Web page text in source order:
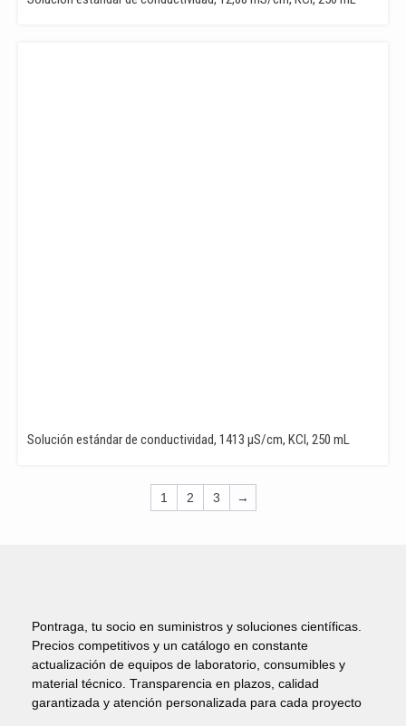
Solución estándar de conductividad, 1413 µS/cm, KCl, 250 mL
1 2 3 →
Pontraga, tu socio en suministros y soluciones científicas.
Precios competitivos y un catálogo en constante
actualización de equipos de laboratorio, consumibles y
material técnico. Transparencia en plazos, calidad
garantizada y atención personalizada para cada proyecto